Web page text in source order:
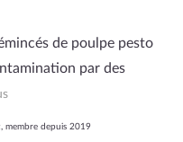
de poulpe pesto
par des
membre depuis 2019